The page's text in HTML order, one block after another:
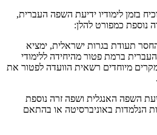
בזמן לימודיו ידיעת השפה העברית,
נוספת כמפורט להלן:
תעודת בגרות ישראלית, ימציא
ברמת פטור מהיחידה ללימודי
מיוחדים רשאית הוועדה לפטור את
השפה האנגלית ושפה זרה נוספת
הנלמדות באוניברסיטה או בהתאם